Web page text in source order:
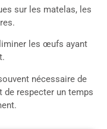
sur les matelas, les
les œufs ayant
nécessaire de
de respecter un temps